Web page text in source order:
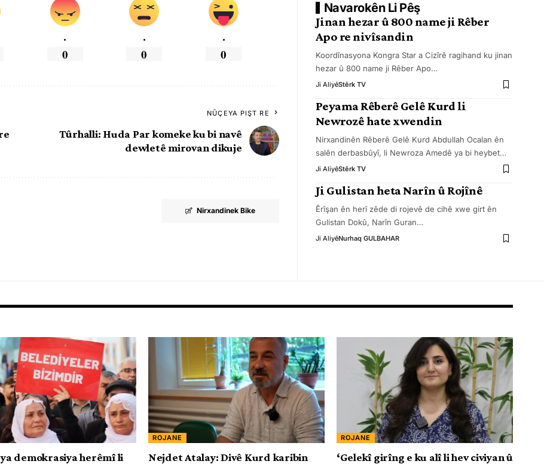
.
0
.
0
.
0
NÛÇEYA PIŞT RE
Tûrhalli: Huda Par komeke ku bi navê
dewletê mirovan dikuje
Nirxandinek Bike
Navarokên Li Pêş
Jinan hezar û 800 name ji Rêber
Apo re nivîsandin
Koordînasyona Kongra Star a Cizîrê ragihand ku jinan
hezar û 800 name ji Rêber Apo…
Ji AliyêStêrk TV
Peyama Rêberê Gelê Kurd li
Newrozê hate xwendin
Nirxandinên Rêberê Gelê Kurd Abdullah Ocalan ên
salên derbasbûyî, li Newroza Amedê ya bi heybet…
Ji AliyêStêrk TV
Ji Gulistan heta Narîn û Rojînê
Êrîşan ên herî zêde di rojevê de cihê xwe girt ên
Gulistan Dokû, Narîn Guran…
Ji AliyêNurhaq GULBAHAR
demokrasiya herêmî li
ROJANE
Nejdet Atalay: Divê Kurd karibin
ROJANE
‘Gelekî girîng e ku alî li hev civiyan û